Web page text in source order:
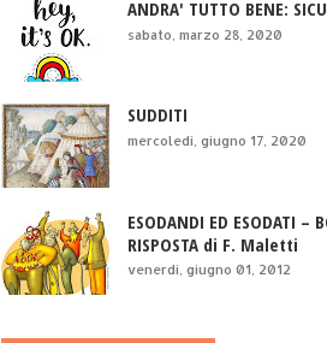
ANDRA' TUTTO BENE:
sabato, marzo 28, 2020
SUDDITI
mercoledì, giugno 17, 2020
ESODANDI ED ESODATI –
RISPOSTA di F. Maletti
venerdì, giugno 01, 2012